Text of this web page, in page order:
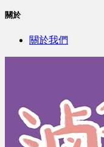
關於
關於我們